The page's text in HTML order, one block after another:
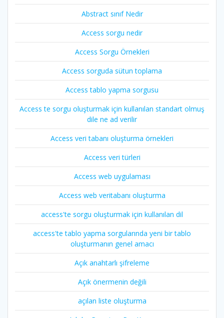
Abstract sınıf Nedir
Access sorgu nedir
Access Sorgu Örnekleri
Access sorguda sütun toplama
Access tablo yapma sorgusu
Access te sorgu oluşturmak için kullanılan standart olmuş
dile ne ad verilir
Access veri tabanı oluşturma örnekleri
Access veri türleri
Access web uygulaması
Access web veritabanı oluşturma
access'te sorgu oluşturmak için kullanılan dil
access'te tablo yapma sorgularında yeni bir tablo
oluşturmanın genel amacı
Açık anahtarlı şifreleme
Açık önermenin değili
açılan liste oluşturma